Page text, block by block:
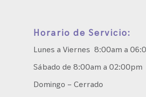
Horario de Servicio:
Lunes a Viernes 8:00am a
Sábado de 8:00am a 02:00pm
Domingo – Cerrado